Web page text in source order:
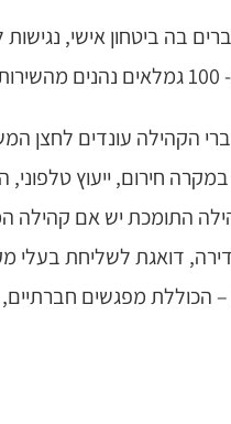
הקהילה עונדים לחצן
חירום, ייעוץ
התומכת יש אם קהילה
דואגת לשליחת בעלי
– הכוללת מפגשים חברתיים,